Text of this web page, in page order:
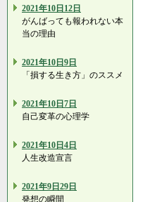
2021年10日12日
がんばっても報われない本
当の理由
2021年10日9日
「損する生き方」のススメ
2021年10日7日
自己変革の心理学
2021年10日4日
人生改造宣言
2021年9日29日
発想の瞬間